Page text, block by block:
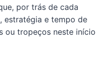
por trás de cada
estratégia e tempo de
ou tropeços neste início